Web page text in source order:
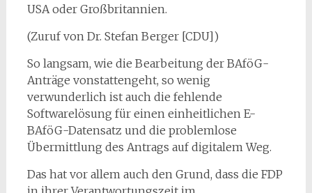
USA oder Großbritannien.
(Zuruf von Dr. Stefan Berger [CDU])
So langsam, wie die Bearbeitung der BAföG-
Anträge vonstattengeht, so wenig
verwunderlich ist auch die fehlende
Softwarelösung für einen einheitlichen E-
BAföG-Datensatz und die problemlose
Übermittlung des Antrags auf digitalem Weg.
Das hat vor allem auch den Grund, dass die FDP